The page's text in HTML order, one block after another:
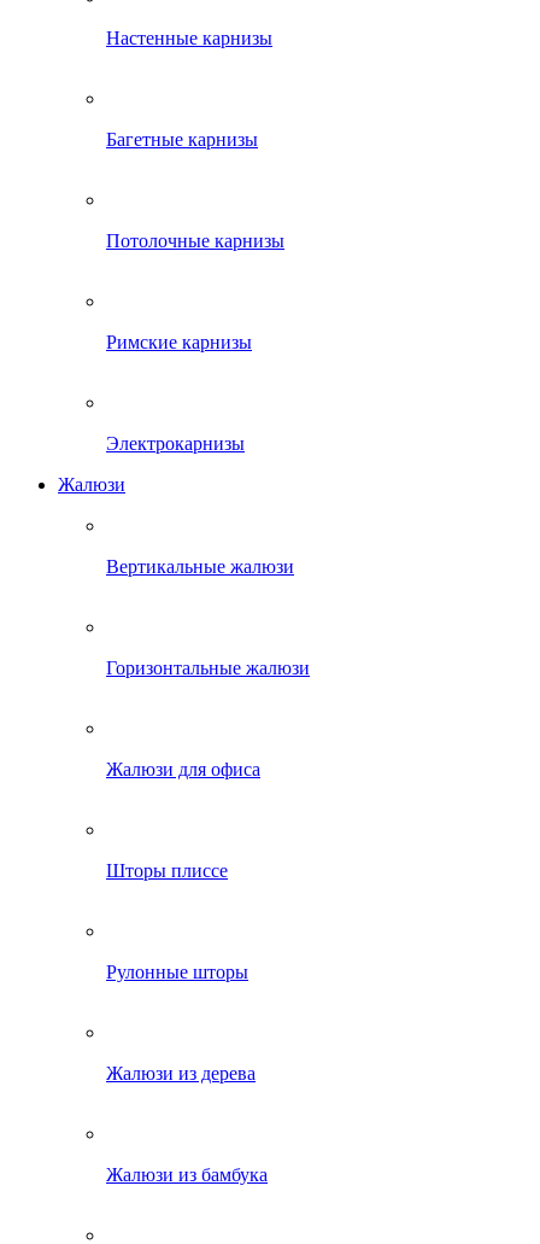
Настенные карнизы
Багетные карнизы
Потолочные карнизы
Римские карнизы
Электрокарнизы
Жалюзи
Вертикальные жалюзи
Горизонтальные жалюзи
Жалюзи для офиса
Шторы плиссе
Рулонные шторы
Жалюзи из дерева
Жалюзи из бамбука